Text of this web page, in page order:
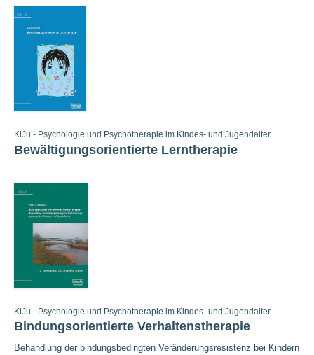
KiJu - Psychologie und Psychotherapie im Kindes- und Jugendalter
Bewältigungsorientierte Lerntherapie
KiJu - Psychologie und Psychotherapie im Kindes- und Jugendalter
Bindungsorientierte Verhaltenstherapie
Behandlung der bindungsbedingten Veränderungsresistenz bei Kindern